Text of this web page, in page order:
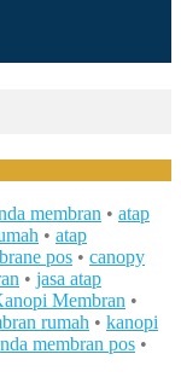
membran • atap
• atap
pos • canopy
• jasa atap
Membran •
rumah • kanopi
membran pos •